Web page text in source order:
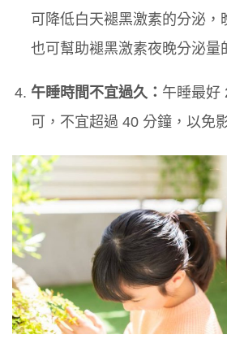
可降低白天褪黑激素的分泌，
也可幫助褪黑激素夜晚分泌量
午睡時間不宜過久： 午睡最好
可，不宜超過 40 分鐘，以免